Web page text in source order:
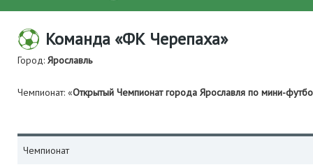
Команда «ФК Черепаха»
Город: Ярославль
Чемпионат: «Открытый Чемпионат города Ярославля по мини-
Чемпионат